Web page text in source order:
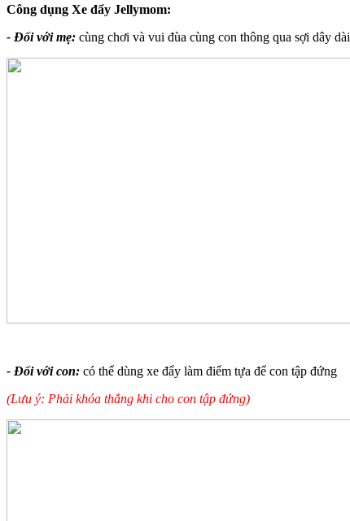
Công dụng Xe đẩy Jellymom:
- Đối với mẹ: cùng chơi và vui đùa cùng con thông qua sợi dây dài
- Đối với con: có thể dùng xe đẩy làm điểm tựa để con tập đứng
(Lưu ý: Phải khóa thắng khi cho con tập đứng)